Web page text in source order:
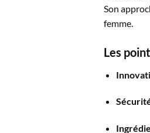
Son
femme.
Les